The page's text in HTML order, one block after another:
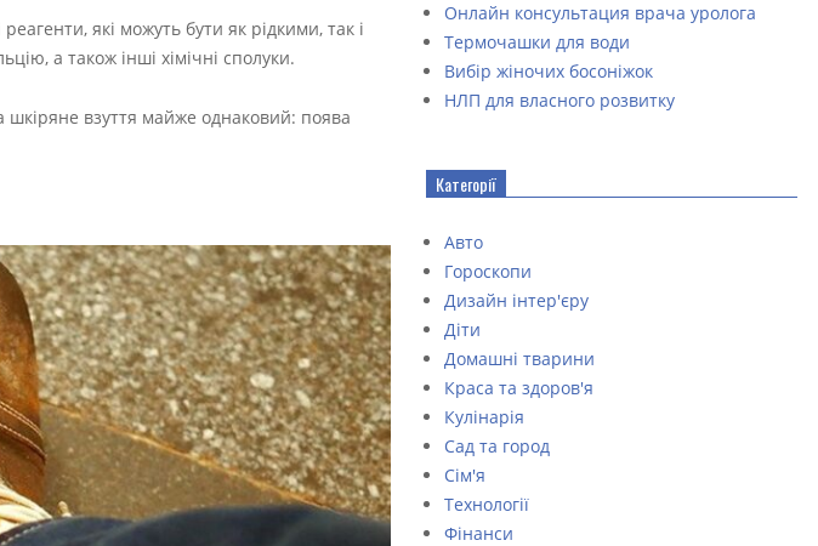
які можуть бути як рідкими, так і
а також інші хімічні сполуки.
шкіряне взуття майже однаковий: поява
Онлайн консультация врача уролога
Термочашки для води
Вибір жіночих босоніжок
НЛП для власного розвитку
Категорії
Авто
Гороскопи
Дизайн інтер'єру
Діти
Домашні тварини
Краса та здоров'я
Кулінарія
Сад та город
Сім'я
Технології
Фінанси